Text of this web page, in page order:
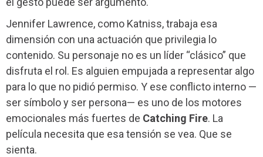
Jennifer Lawrence, como Katniss, trabaja esa
dimensión con una actuación que privilegia lo
contenido. Su personaje no es un líder “clásico” que
disfruta el rol. Es alguien empujada a representar algo
para lo que no pidió permiso. Y ese conflicto interno —
ser símbolo y ser persona— es uno de los motores
emocionales más fuertes de Catching Fire. La
película necesita que esa tensión se vea. Que se
sienta.